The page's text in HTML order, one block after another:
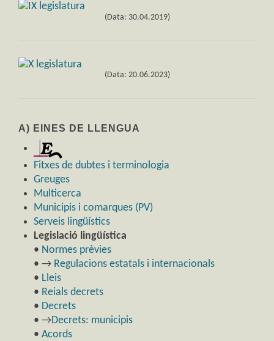
(Data: 30.04.2019)
(Data: 20.06.2023)
A) EINES DE LLENGUA
Fitxes de dubtes i terminologia
Greuges
Multicerca
Municipis i comarques (PV)
Serveis lingüístics
Legislació lingüística
• Normes prèvies
• → Regulacions estatals i internacionals
• Lleis
• Reials decrets
• Decrets
• →Decrets: municipis
• Acords